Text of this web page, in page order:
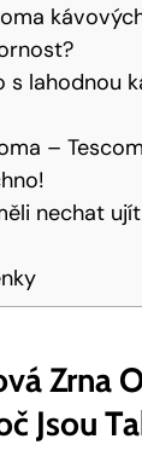
s lahodnou
–
nechat
Zrna
Jsou